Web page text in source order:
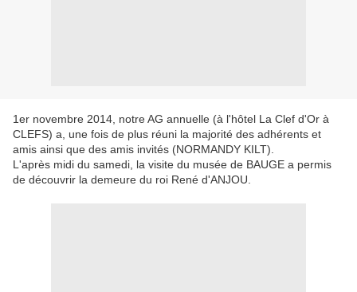
1er novembre 2014, notre AG annuelle (à l'hôtel La Clef d'Or à
CLEFS) a, une fois de plus réuni la majorité des adhérents et
amis ainsi que des amis invités (NORMANDY KILT).
L'après midi du samedi, la visite du musée de BAUGE a permis
de découvrir la demeure du roi René d'ANJOU.